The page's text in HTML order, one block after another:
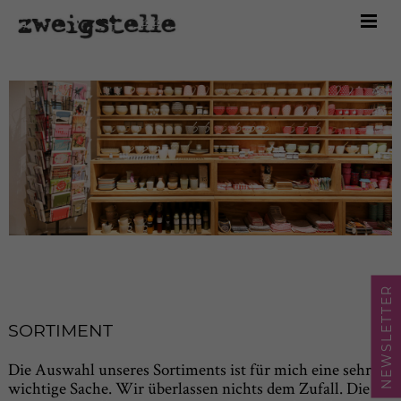
NEWSLETTER
Home
Sortiment
Über uns
Kontakt
Shop
SORTIMENT
Die Auswahl unseres Sortiments ist für mich eine sehr
wichtige Sache. Wir überlassen nichts dem Zufall. Die